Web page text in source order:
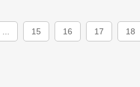
15 16 17 18